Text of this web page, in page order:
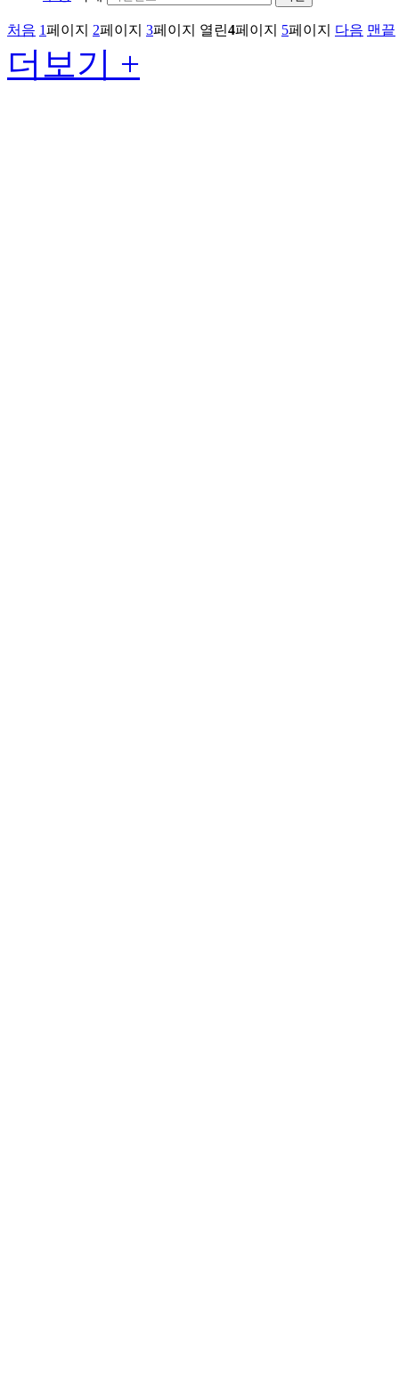
처음 1페이지 2페이지 3페이지 열린4페이지 5페이지 다음 맨끝
더보기 +